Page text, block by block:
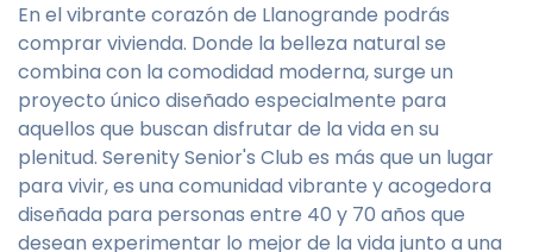
En el vibrante corazón de Llanogrande podrás
comprar vivienda. Donde la belleza natural se
combina con la comodidad moderna, surge un
proyecto único diseñado especialmente para
aquellos que buscan disfrutar de la vida en su
plenitud. Serenity Senior's Club es más que un lugar
para vivir, es una comunidad vibrante y acogedora
diseñada para personas entre 40 y 70 años que
desean experimentar lo mejor de la vida junto a una